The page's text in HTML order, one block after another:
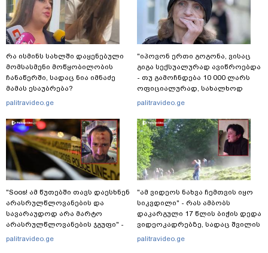
რა ისმინს სახლში დაყენებული
მომსასმენი მოწყობილობის
ჩანაწერში, სადაც ნია იმნაძე
მამას ესაუბრება?
palitravideo.ge
"Soos! ამ წუთებში თავს დაესხნენ
არასრულწლოვანების და
სავარაუდოდ არა მარტო
არასრულწლოვანების ჯგუფი" -
რა ინფორმაციას ავრცელებს
palitravideo.ge
"იპოვონ ერთი გოგონა, ვისაც
გიგა სექსუალურად ავიწროებდა
- თუ გამოჩნდება 10 000 ლარს
ოფიციალურად, სახალხოდ
გადავცემ" - ეკა კუპატაძე
palitravideo.ge
"ამ ვიდეოს ნახვა ჩემთვის იყო
სიკვდილი" - რას ამბობს
დაკარგული 17 წლის ბიჭის დედა
ვიდეოკადრებზე, სადაც შვილის
განწირული ვედრების ხმა
palitravideo.ge